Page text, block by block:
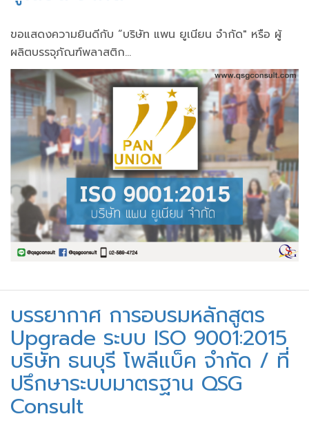
ขอแสดงความยินดีกับ “บริษัท แพน ยูเนียน จำกัด" หรือ ผู้
ผลิตบรรจุภัณฑ์พลาสติก...
บรรยากาศ การอบรมหลักสูตร
Upgrade ระบบ ISO 9001:2015
บริษัท ธนบุรี โพลีแบ็ค จำกัด / ที่
ปรึกษาระบบมาตรฐาน QSG
Consult